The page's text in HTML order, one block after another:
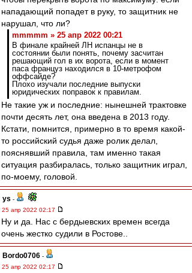
нападающий попадет в руку, то защитник не
нарушал, что ли?
mmmmm » 25 апр 2022 00:21
В финале крайней ЛН испанцы не в
состоянии были понять, почему засчитан
решающий гол в их ворота, если в момент
паса француз находился в 10-метрофом
оффсайде?
Плохо изучали последние выпуски
юридических поправок к правилам.
Не такие уж и последние: нынешней трактовке
почти десять лет, она введена в 2013 году.
Кстати, помнится, примерно в то время какой-
то российский судья даже ролик делал,
пояснявший правила, там именно такая
ситуация разбиралась, только защитник играл,
по-моему, головой.
ys -
25 апр 2022 02:17
Ну и да. Нас с бердыевских времен всегда
очень жестко судили в Ростове..
Bordo0706 -
25 апр 2022 02:17